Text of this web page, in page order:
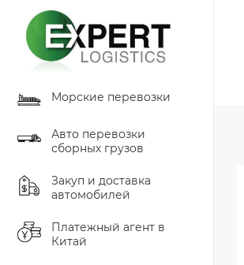
Морские перевозки
Авто перевозки
сборных грузов
Закуп и доставка
автомобилей
Платежный агент в
Китай